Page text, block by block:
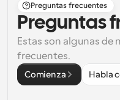
Preguntas frecuentes
Preguntas
Estas son algunas de
frecuentes.
Comienza Habla